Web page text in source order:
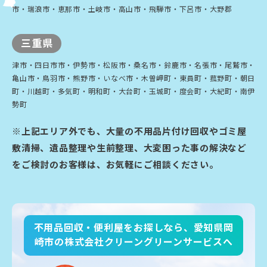
市・瑞浪市・恵那市・土岐市・高山市・飛騨市・下呂市・大野郡
三重県
津市・四日市市・伊勢市・松阪市・桑名市・鈴鹿市・名張市・尾鷲市・
亀山市・鳥羽市・熊野市・いなべ市・木曽岬町・東員町・菰野町・朝日
町・川越町・多気町・明和町・大台町・玉城町・度会町・大紀町・南伊
勢町
※上記エリア外でも、大量の不用品片付け回収やゴミ屋
敷清掃、遺品整理や生前整理、大変困った事の解決など
をご検討のお客様は、お気軽にご相談ください。
不用品回収・便利屋をお探しなら、愛知県岡
崎市の株式会社クリーングリーンサービスへ